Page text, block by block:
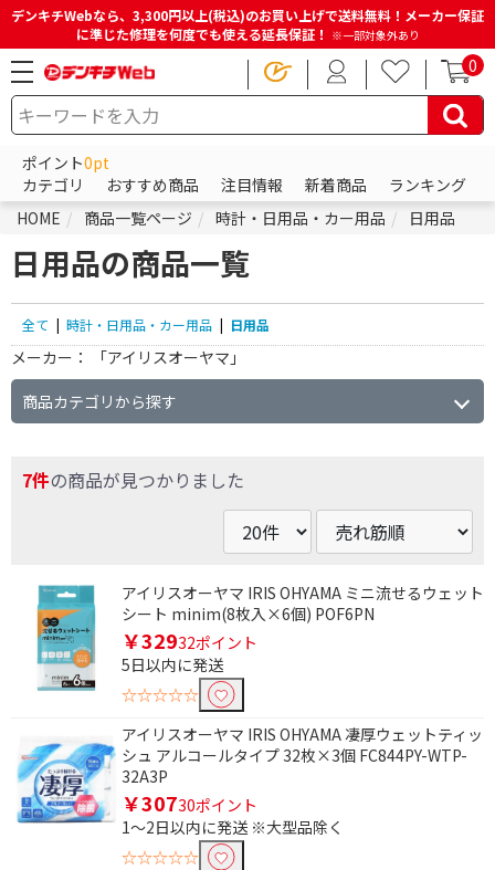
デンキチWebなら、3,300円以上(税込)のお買い上げで送料無料！メーカー保証
に準じた修理を何度でも使える延長保証！ ※一部対象外あり
0
ポイント0pt
カテゴリ
おすすめ商品 注目情報 新着商品
ランキング
HOME
商品一覧ページ 時計・日用品・カー用品 日用品
日用品の商品一覧
全て | 時計・日用品・カー用品 | 日用品
メーカー：
「アイリスオーヤマ」
商品カテゴリから探す
7件の商品が見つかりました
アイリスオーヤマ IRIS OHYAMA ミニ流せるウェット
シート minim(8枚入×6個) POF6PN
￥32932ポイント
5日以内に発送
☆☆☆☆☆
アイリスオーヤマ IRIS OHYAMA 凄厚ウェットティッ
シュ アルコールタイプ 32枚×3個 FC844PY-WTP-
32A3P
￥30730ポイント
1～2日以内に発送 ※大型品除く
☆☆☆☆☆